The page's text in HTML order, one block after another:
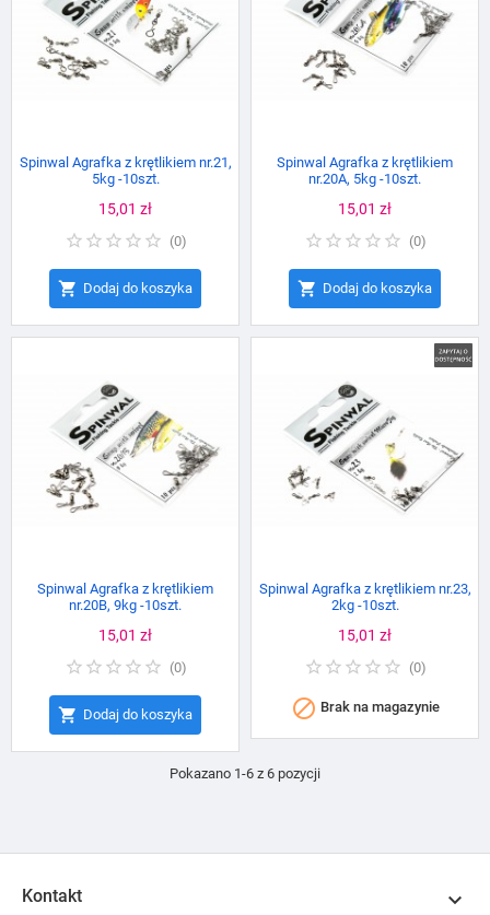
Spinwal Agrafka z krętlikiem nr.21,
5kg -10szt.
Cena
15,01 zł
(0)
 Dodaj do koszyka
Spinwal Agrafka z krętlikiem
nr.20A, 5kg -10szt.
Cena
15,01 zł
(0)
 Dodaj do koszyka
Spinwal Agrafka z krętlikiem
nr.20B, 9kg -10szt.
Cena
15,01 zł
(0)
 Dodaj do koszyka
Spinwal Agrafka z krętlikiem nr.23,
2kg -10szt.
Cena
15,01 zł
(0)
 Brak na magazynie
Pokazano 1-6 z 6 pozycji
Kontakt 